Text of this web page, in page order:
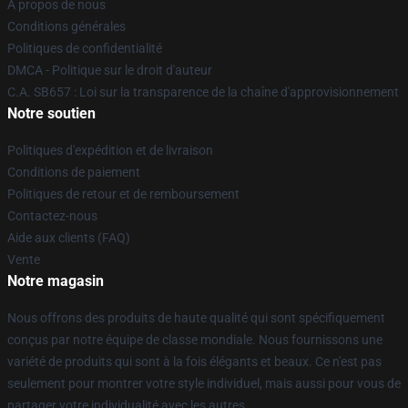
À propos de nous
Conditions générales
Politiques de confidentialité
DMCA - Politique sur le droit d'auteur
C.A. SB657 : Loi sur la transparence de la chaîne d'approvisionnement
Notre soutien
Politiques d'expédition et de livraison
Conditions de paiement
Politiques de retour et de remboursement
Contactez-nous
Aide aux clients (FAQ)
Vente
Notre magasin
Nous offrons des produits de haute qualité qui sont spécifiquement
conçus par notre équipe de classe mondiale. Nous fournissons une
variété de produits qui sont à la fois élégants et beaux. Ce n'est pas
seulement pour montrer votre style individuel, mais aussi pour vous de